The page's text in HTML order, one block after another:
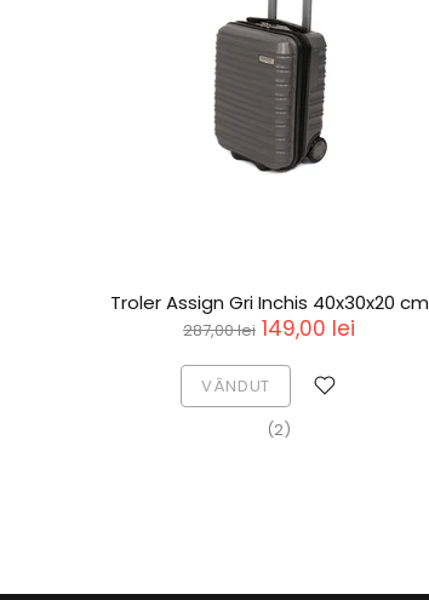
Troler Assign Gri Inchis 40x30x20 cm
287,00 lei 149,00 lei
VÂNDUT
(2)